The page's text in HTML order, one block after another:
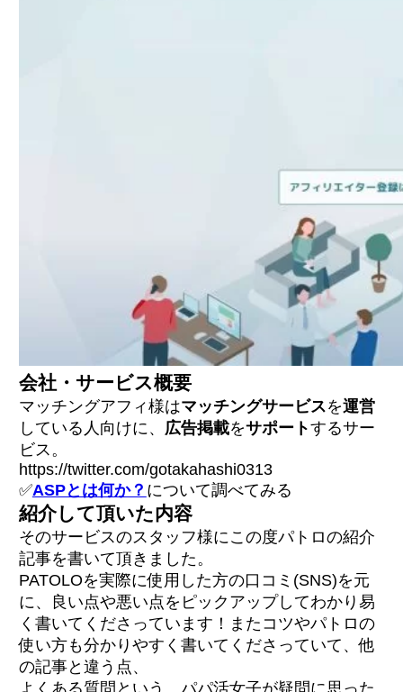
会社・サービス概要
マッチングアフィ様はマッチングサービスを運営
している人向けに、 広告掲載をサポートするサー
ビス。
https://twitter.com/gotakahashi0313
✅ASPとは何か？ について調べてみる
紹介して頂いた内容
そのサービスのスタッフ様にこの度パトロの紹介
記事を書いて頂きました。
PATOLOを実際に使用した方の口コミ(SNS)を元
に、良い点や悪い点をピックアップしてわかり易
く書いてくださっています！またコツやパトロの
使い方も分かりやすく書いてくださっていて、他
の記事と違う点、